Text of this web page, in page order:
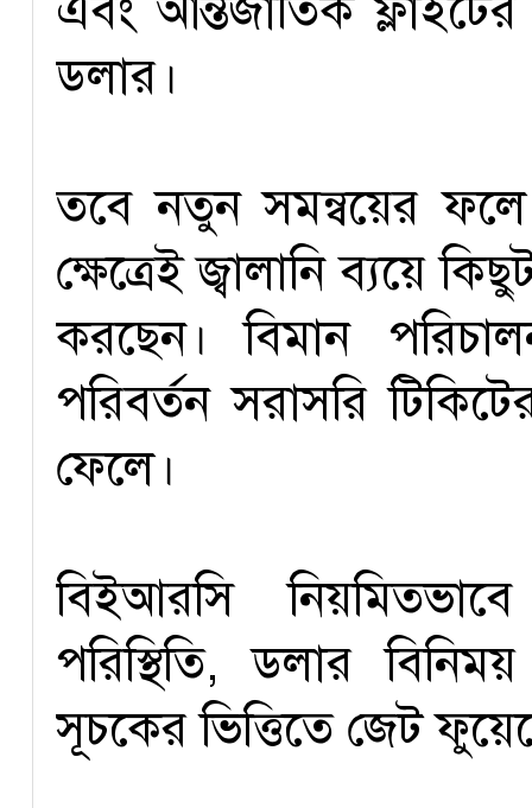
ডলার।
তবে নতুন সমন্বয়ের
ক্ষেত্রেই জ্বালানি ব্যয়ে
করছেন। বিমান
পরিবর্তন সরাসরি
ফেলে।
বিইআরসি
পরিস্থিতি, ডলার
সূচকের ভিত্তিতে জেট